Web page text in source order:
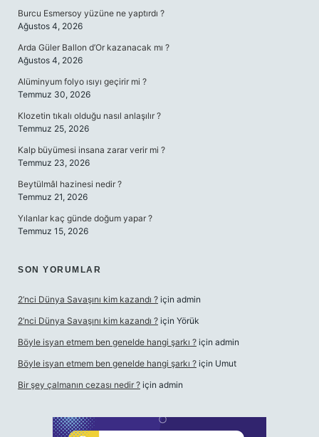
Burcu Esmersoy yüzüne ne yaptırdı ?
Ağustos 4, 2026
Arda Güler Ballon d’Or kazanacak mı ?
Ağustos 4, 2026
Alüminyum folyo ısıyı geçirir mi ?
Temmuz 30, 2026
Klozetin tıkalı olduğu nasıl anlaşılır ?
Temmuz 25, 2026
Kalp büyümesi insana zarar verir mi ?
Temmuz 23, 2026
Beytülmâl hazinesi nedir ?
Temmuz 21, 2026
Yılanlar kaç günde doğum yapar ?
Temmuz 15, 2026
SON YORUMLAR
2’nci Dünya Savaşını kim kazandı ? için admin
2’nci Dünya Savaşını kim kazandı ? için Yörük
Böyle isyan etmem ben genelde hangi şarkı ? için admin
Böyle isyan etmem ben genelde hangi şarkı ? için Umut
Bir şey çalmanın cezası nedir ? için admin